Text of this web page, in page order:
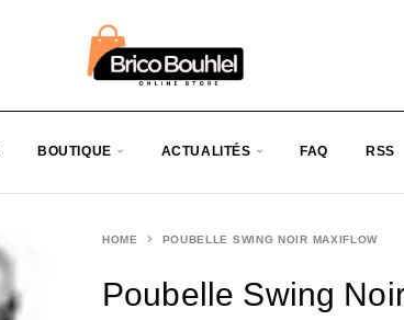
BOUTIQUE ACTUALITÉS FAQ RSS
HOME POUBELLE SWING NOIR MAXIFLOW
Poubelle Swing